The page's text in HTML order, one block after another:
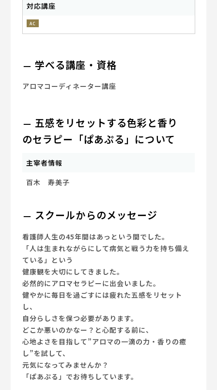
対応講座
AC
学べる講座・資格
アロマコーディネーター講座
五感をリセットする色彩と香り
のセラピー「ぱあぷる」について
主宰者情報
百木 寿美子
スクールからのメッセージ
看護師人生の45年間はあっという間でした。
「人は生まれながらにして病気と戦う力を持ち備え
ている」という
健康観を大切にしてきました。
必然的にアロマセラピーに出会いました。
健やかに毎日を過ごすには疲れた五感をリセット
し、
自分らしさを保つ必要があります。
どこか悪いのかなー？と心配する前に、
心地よさを目指して”アロマの一滴の力・香りの癒
し”を試して、
元気になってみませんか？
「ぱあぷる」でお待ちしています。